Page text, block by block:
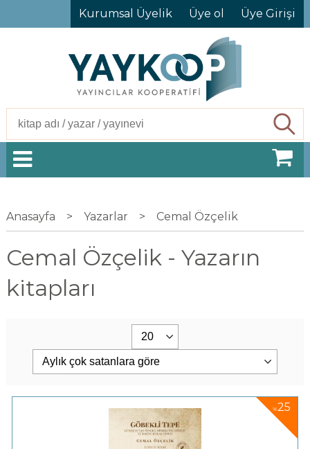
Kurumsal Üyelik Üye ol Üye Girişi
Anasayfa > Yazarlar > Cemal Özçelik
Cemal Özçelik - Yazarın
kitapları
%25